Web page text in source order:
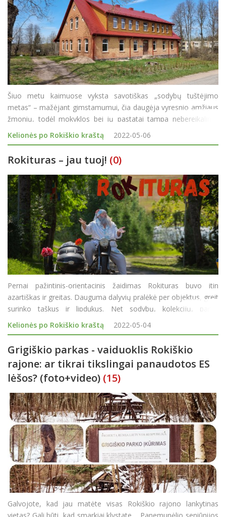
Šiuo metu kaimuose vyksta savotiškas „sodybų tuštėjimo
metas“ – mažėjant gimstamumui, čia daugėja vyresnio amžiaus
žmonių, todėl mokyklos bei jų pastatai tampa nebereikalingi.
Per 2020 metus Lietuvos miestuose gimė 17 490 vaikų, kaime -
daugiau nei per pus
Kelionės po Rokiškio kraštą 2022-05-06
Rokituras – jau tuoj! (0)
Pernai pažintinis-orientacinis žaidimas Rokituras buvo itin
azartiškas ir greitas. Dauguma dalyvių pralėkė per objektus, greit
surinko taškus ir lipdukus. Net sodybų, kolekcijų, parkų
šeimininkai nesuspėjo susigaudyti kas čia įvyko, nuo tokio
žaidėjų antplūdžio. Šiemet R
Kelionės po Rokiškio kraštą 2022-05-04
Grigiškio parkas - vaiduoklis Rokiškio
rajone: ar tikrai tikslingai panaudotos ES
lėšos? (foto+video) (15)
Galvojote, kad jau matėte visas Rokiškio rajono lankytinas